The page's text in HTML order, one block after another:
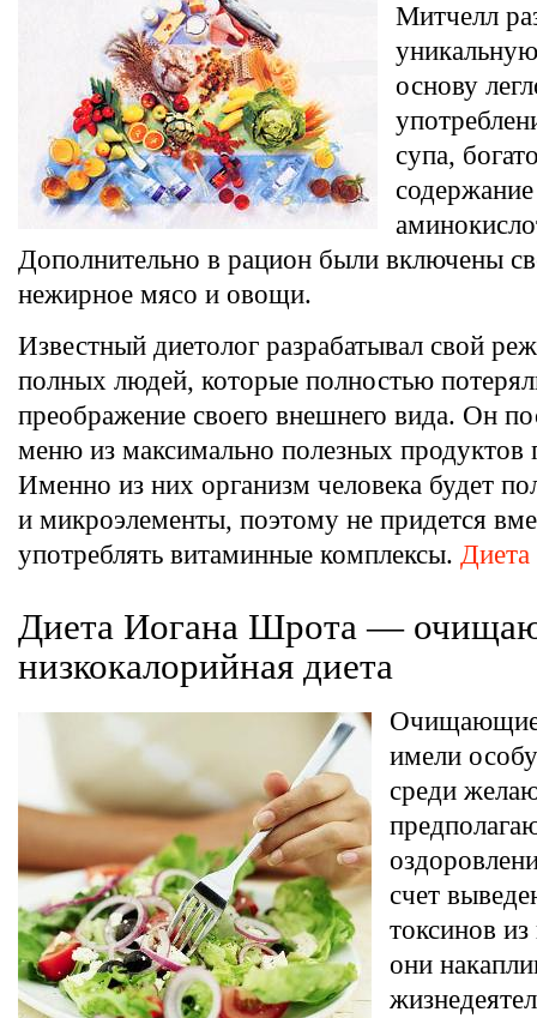
Митчелл
основу
супа,
Дополнительно в рацион были включены
нежирное мясо и овощи.
Известный диетолог разрабатывал свой
полных людей, которые полностью
преображение своего внешнего вида. Он
меню из максимально полезных продуктов
Именно из них организм человека будет
и микроэлементы, поэтому не придется
употреблять витаминные комплексы.
Диета Иогана Шрота —
низкокалорийная диета
Очищающие
имели
среди
счет
токсинов
они